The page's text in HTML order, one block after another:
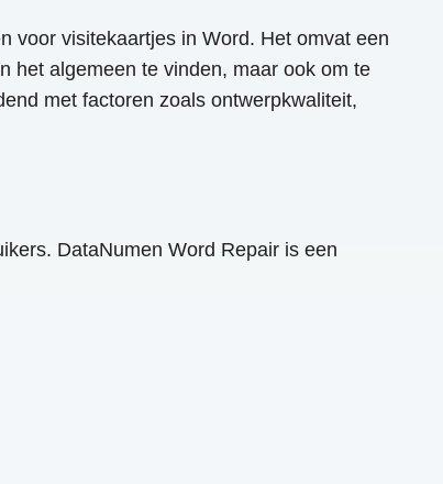
voor visitekaartjes in Word. Het omvat een
het algemeen te vinden, maar ook om te
met factoren zoals ontwerpkwaliteit,
DataNumen Word Repair is een